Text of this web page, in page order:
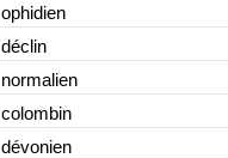
ophidien
déclin
normalien
colombin
dévonien